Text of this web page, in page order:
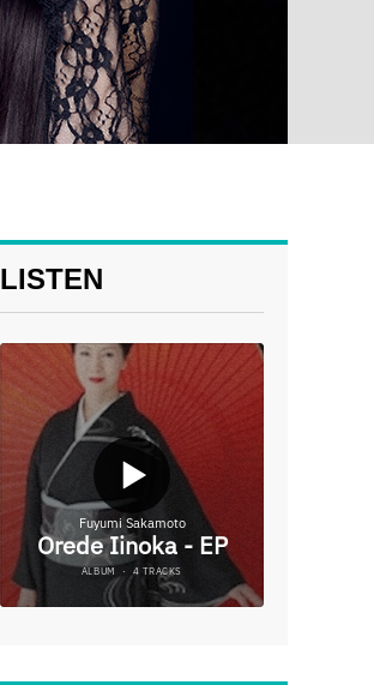
LISTEN